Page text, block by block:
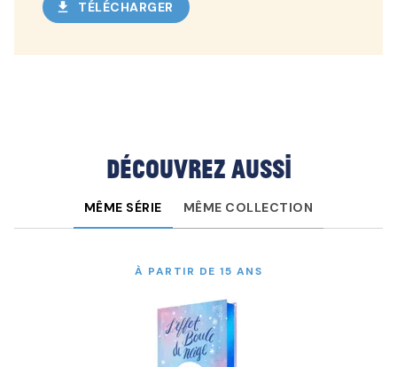
download TÉLÉCHARGER
Découvrez aussi
MÊME SÉRIE MÊME COLLECTION
À PARTIR DE 15 ANS